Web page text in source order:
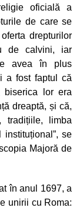
oficială a
de care se
drepturilor
de calvini, iar
avea în plus
a fost faptul că
biserica lor era
dreaptă, și că,
limba
instituțional”, se
Majoră de
în anul 1697, a
unirii cu Roma: